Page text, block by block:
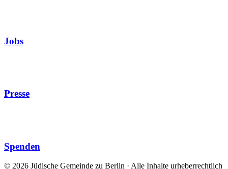
Jobs
Presse
Spenden
© 2026 Jüdische Gemeinde zu Berlin · Alle Inhalte urheberrechtlich